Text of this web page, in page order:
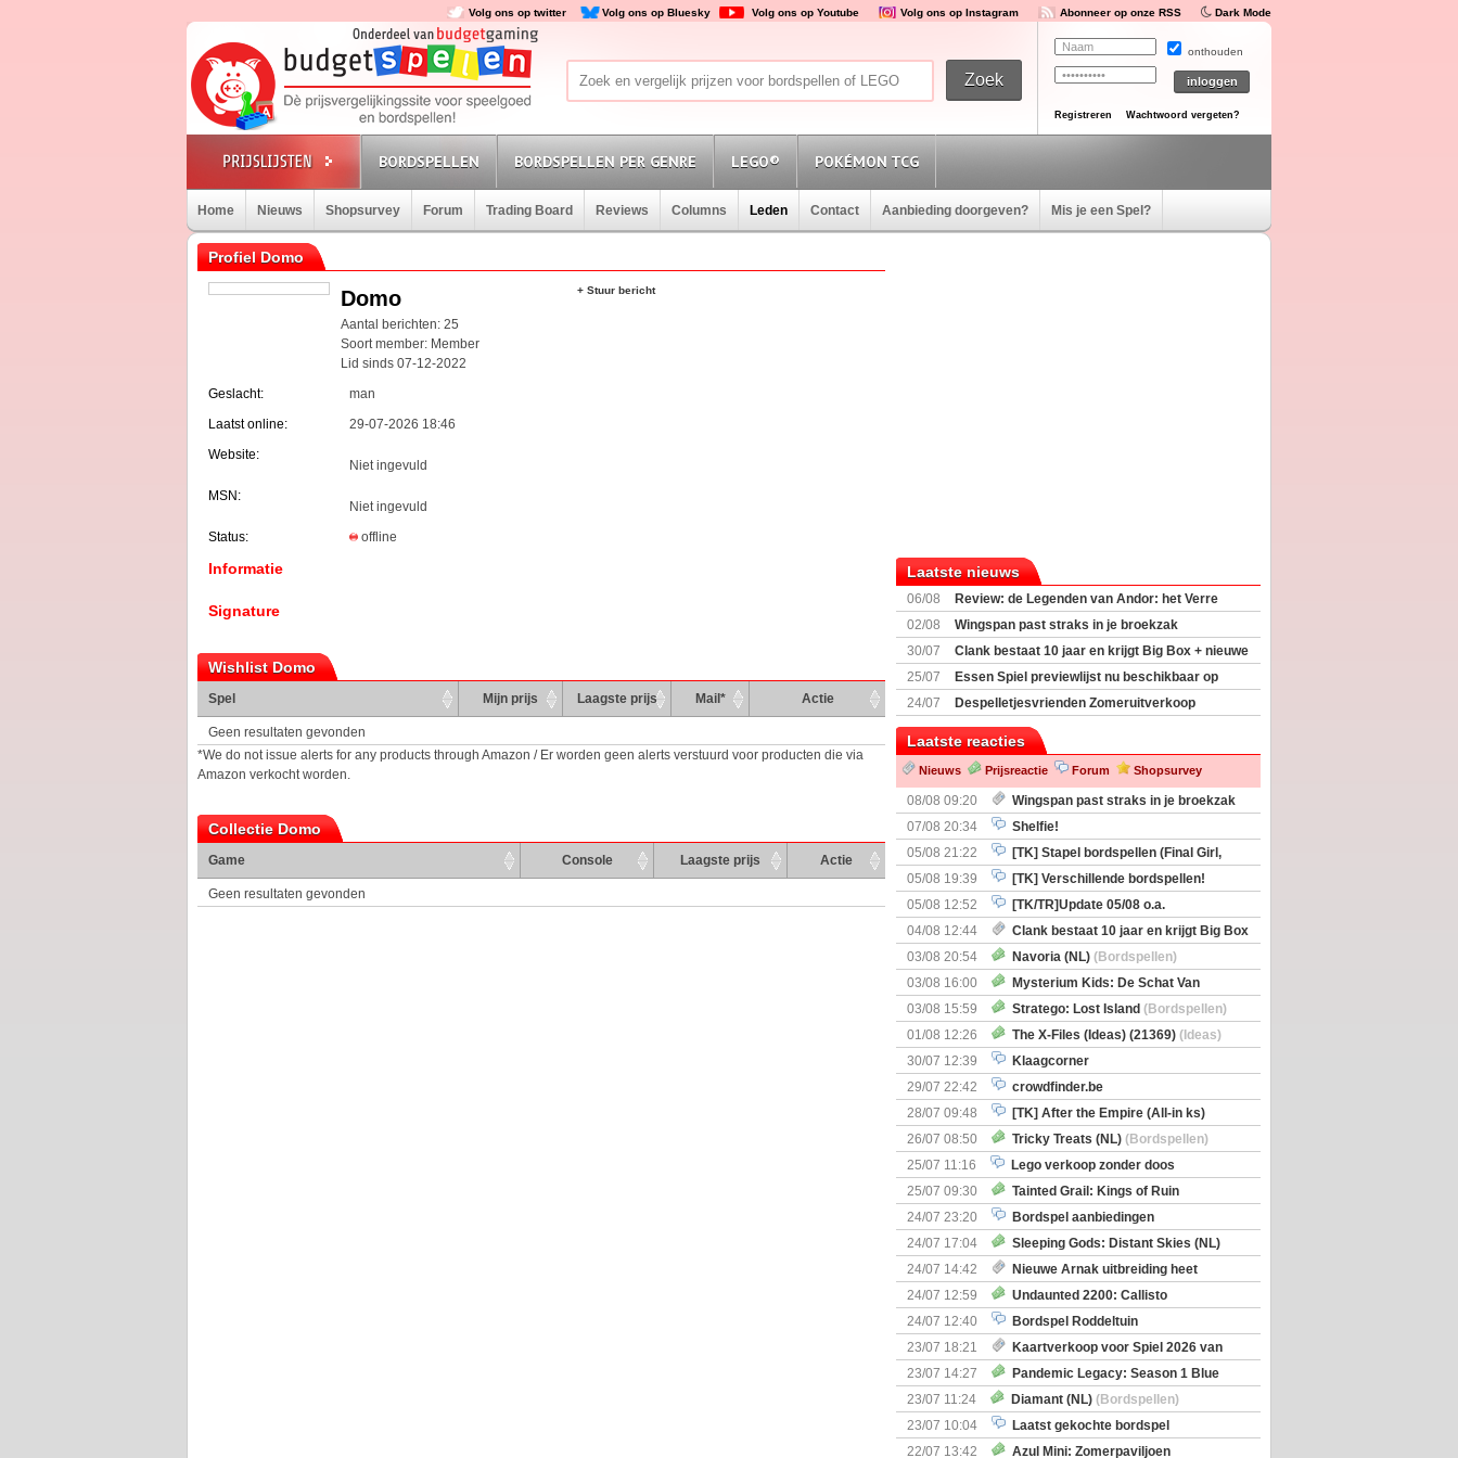
Volg ons op twitter Volg ons op Bluesky Volg ons op Youtube Volg ons op Instagram Abonneer op onze RSS Dark Mode
onthouden
Registreren Wachtwoord vergeten?
BORDSPELLEN BORDSPELLEN PER GENRE LEGO® POKÉMON TCG
Home Nieuws Shopsurvey Forum Trading Board Reviews Columns Leden Contact Aanbieding doorgeven? Mis je een Spel?
Profiel Domo
Domo
Aantal berichten: 25
Soort member: Member
Lid sinds 07-12-2022
Geslacht:
man
Laatst online:
29-07-2026 18:46
Website:
Niet ingevuld
MSN:
Niet ingevuld
Status:
offline
Informatie
Signature
+ Stuur bericht
Wishlist Domo
Spel Mijn prijs Laagste prijs Mail* Actie
Geen resultaten gevonden
*We do not issue alerts for any products through Amazon / Er worden geen alerts verstuurd voor producten die via
Amazon verkocht worden.
Collectie Domo
Game Console Laagste prijs Actie
Geen resultaten gevonden
Laatste nieuws
06/08
Review: de Legenden van Andor: het Verre
Land
02/08
Wingspan past straks in je broekzak
30/07
Clank bestaat 10 jaar en krijgt Big Box + nieuwe
uitbreiding
25/07
Essen Spiel previewlijst nu beschikbaar op
Boardgamegeek
24/07
Despelletjesvrienden Zomeruitverkoop
Laatste reacties
Nieuws Prijsreactie Forum Shopsurvey
08/08 09:20
Wingspan past straks in je broekzak
07/08 20:34
Shelfie!
05/08 21:22
[TK] Stapel bordspellen (Final Girl,
Nemesis Retaliation, Zombicide Invader)
05/08 19:39
[TK] Verschillende bordspellen!
05/08 12:52
[TK/TR]Update 05/08 o.a.
Prijsverlagingen, Imperium Horizons, 20 Strong
04/08 12:44
Clank bestaat 10 jaar en krijgt Big Box
+ nieuwe uitbreiding
03/08 20:54 Navoria (NL) (Bordspellen)
03/08 16:00
Mysterium Kids: De Schat Van
Kapitein Boe
(Bordspellen)
03/08 15:59 Stratego: Lost Island (Bordspellen)
01/08 12:26
The X-Files (Ideas) (21369) (Ideas)
30/07 12:39
Klaagcorner
29/07 22:42
crowdfinder.be
28/07 09:48
[TK] After the Empire (All-in ks)
26/07 08:50
Tricky Treats (NL) (Bordspellen)
25/07 11:16
Lego verkoop zonder doos
25/07 09:30
Tainted Grail: Kings of Ruin
Uitbreiding: Wyrd Encounters(Bordspellen)
24/07 23:20
Bordspel aanbiedingen
24/07 17:04
Sleeping Gods: Distant Skies (NL)
(Bordspellen)
24/07 14:42
Nieuwe Arnak uitbreiding heet
Surprise Shipments
24/07 12:59
Undaunted 2200: Callisto
(Bordspellen)
24/07 12:40
Bordspel Roddeltuin
23/07 18:21
Kaartverkoop voor Spiel 2026 van
start
23/07 14:27
Pandemic Legacy: Season 1 Blue
(Bordspellen)
23/07 11:24 Diamant (NL) (Bordspellen)
23/07 10:04
Laatst gekochte bordspel
22/07 13:42
Azul Mini: Zomerpaviljoen